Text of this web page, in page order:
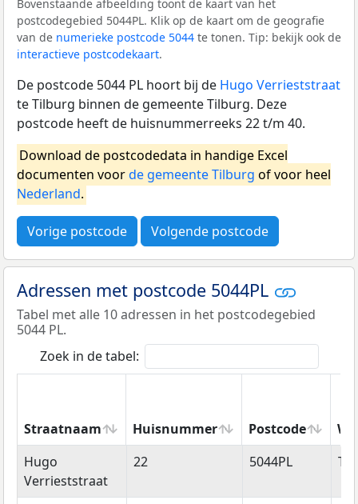
Bovenstaande afbeelding toont de kaart van het
postcodegebied 5044PL. Klik op de kaart om de geografie
van de numerieke postcode 5044 te tonen. Tip: bekijk ook de
interactieve postcodekaart.
De postcode 5044 PL hoort bij de Hugo Verrieststraat
te Tilburg binnen de gemeente Tilburg. Deze
postcode heeft de huisnummerreeks 22 t/m 40.
Download de postcodedata in handige Excel
documenten voorde gemeente Tilburg of voor heel
Nederland.
Vorige postcode Volgende postcode
Adressen met postcode 5044PL
Tabel met alle 10 adressen in het postcodegebied
5044 PL.
Zoek in de tabel:
Straatnaam Huisnummer Postcode
Straatnaam
Huisnummer Postcode
Hugo
Verrieststraat
22 5044PL